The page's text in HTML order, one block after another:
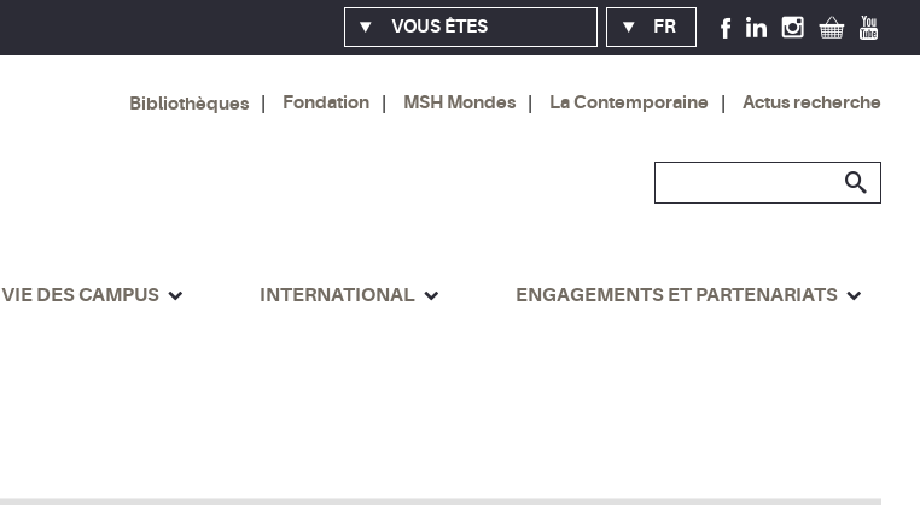
VOUS ÊTES FR
Bibliothèques Fondation MSH Mondes La Contemporaine Actus recherche
VIE DES CAMPUS INTERNATIONAL ENGAGEMENTS ET PARTENARIATS